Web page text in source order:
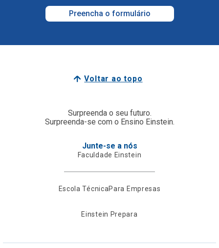
Preencha o formulário
Voltar ao topo
Surpreenda o seu futuro.
Surpreenda-se com o Ensino Einstein.
Junte-se a nós
Faculdade Einstein
Escola TécnicaPara Empresas
Einstein Prepara